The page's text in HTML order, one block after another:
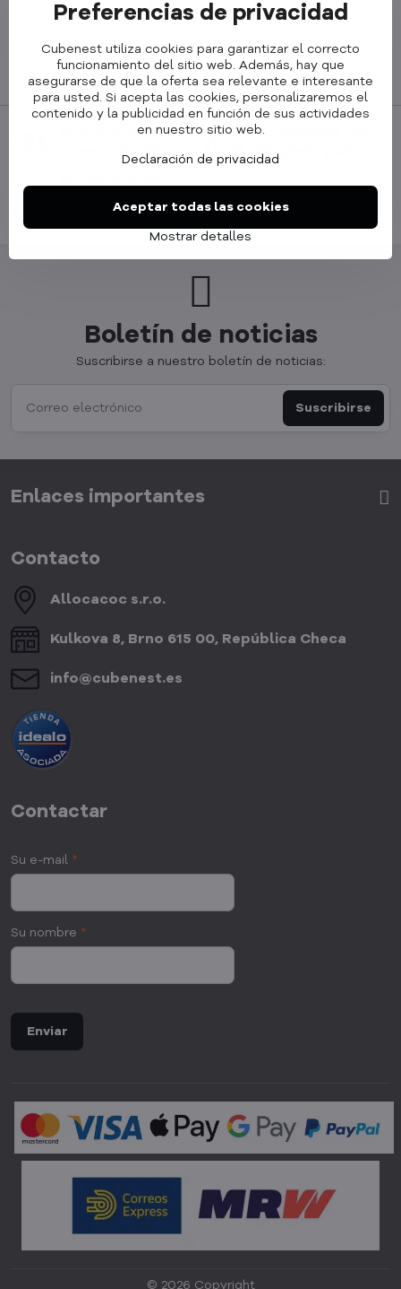
Entrega gratuita
a partir de 100 €
Compatible con
MagSafe y Qi2
de alta calidad
Boletín de noticias
Suscribirse a nuestro boletín de noticias:
Suscribirse
Enlaces importantes
Contacto
Allocacoc s​.r​.o​.
Kulkova 8, Brno 615 00, República Checa
info​@cubenest​.es
Contactar
Su e-mail *
Su nombre *
Enviar
© 2026 Copyright
Preferencias de privacidad
Cubenest utiliza cookies para garantizar el correcto
funcionamiento del sitio web. Además, hay que
asegurarse de que la oferta sea relevante e interesante
para usted. Si acepta las cookies, personalizaremos el
contenido y la publicidad en función de sus actividades
en nuestro sitio web.
Declaración de privacidad
Mostrar detalles
Aceptar todas las cookies